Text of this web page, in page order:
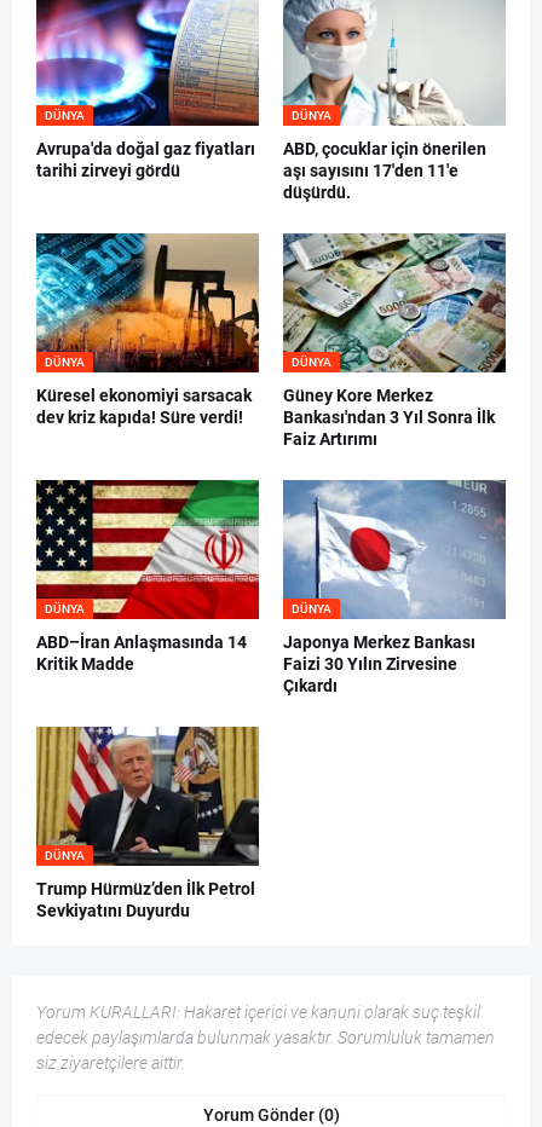
DÜNYA
Avrupa'da doğal gaz fiyatları
tarihi zirveyi gördü
DÜNYA
ABD, çocuklar için önerilen
aşı sayısını 17'den 11'e
düşürdü.
DÜNYA
Küresel ekonomiyi sarsacak
dev kriz kapıda! Süre verdi!
DÜNYA
Güney Kore Merkez
Bankası'ndan 3 Yıl Sonra İlk
Faiz Artırımı
DÜNYA
ABD–İran Anlaşmasında 14
Kritik Madde
DÜNYA
Japonya Merkez Bankası
Faizi 30 Yılın Zirvesine
Çıkardı
DÜNYA
Trump Hürmüz’den İlk Petrol
Sevkiyatını Duyurdu
Yorum KURALLARI: Hakaret içerici ve kanuni olarak suç teşkil
edecek paylaşımlarda bulunmak yasaktır. Sorumluluk tamamen
siz ziyaretçilere aittir.
Yorum Gönder (0)